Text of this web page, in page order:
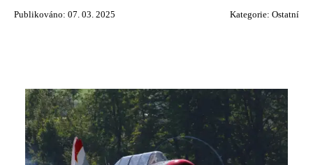
Publikováno: 07. 03. 2025 Kategorie: Ostatní